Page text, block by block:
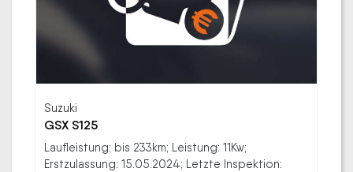
Suzuki
GSX S125
Laufleistung: bis 233km; Leistung: 11Kw;
Erstzulassung: 15.05.2024; Letzte Inspektion: